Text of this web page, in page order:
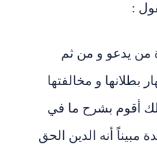
:
من يدعو و من ثم
بطلانها و مخالفتها
أقوم بشرح ما في
مبيناً أنه الدين الحق